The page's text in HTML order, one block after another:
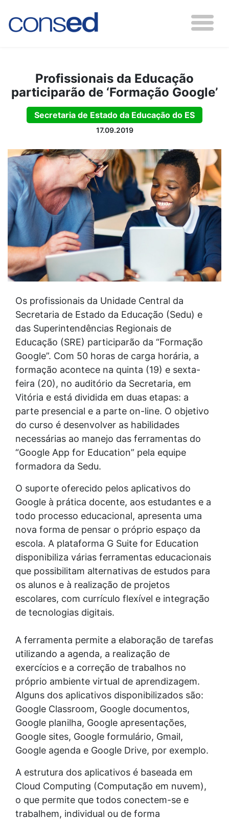
Profissionais da Educação
participarão de ‘Formação Google’
Secretaria de Estado da Educação do ES
17.09.2019
Os profissionais da Unidade Central da
Secretaria de Estado da Educação (Sedu) e
das Superintendências Regionais de
Educação (SRE) participarão da “Formação
Google”. Com 50 horas de carga horária, a
formação acontece na quinta (19) e sexta-
feira (20), no auditório da Secretaria, em
Vitória e está dividida em duas etapas: a
parte presencial e a parte on-line. O objetivo
do curso é desenvolver as habilidades
necessárias ao manejo das ferramentas do
“Google App for Education” pela equipe
formadora da Sedu.
O suporte oferecido pelos aplicativos do
Google à prática docente, aos estudantes e a
todo processo educacional, apresenta uma
nova forma de pensar o próprio espaço da
escola. A plataforma G Suite for Education
disponibiliza várias ferramentas educacionais
que possibilitam alternativas de estudos para
os alunos e à realização de projetos
escolares, com currículo flexível e integração
de tecnologias digitais.
A ferramenta permite a elaboração de tarefas
utilizando a agenda, a realização de
exercícios e a correção de trabalhos no
próprio ambiente virtual de aprendizagem.
Alguns dos aplicativos disponibilizados são:
Google Classroom, Google documentos,
Google planilha, Google apresentações,
Google sites, Google formulário, Gmail,
Google agenda e Google Drive, por exemplo.
A estrutura dos aplicativos é baseada em
Cloud Computing (Computação em nuvem),
o que permite que todos conectem-se e
trabalhem, individual ou de forma